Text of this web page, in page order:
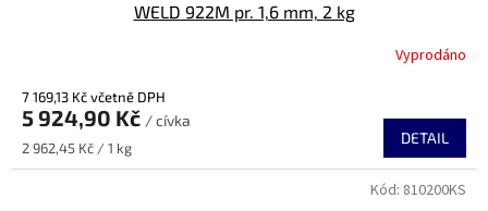
WELD 922M pr. 1,6 mm, 2 kg
Vyprodáno
7 169,13 Kč včetně DPH
5 924,90 Kč / cívka
Měrná
cena:
2 962,45 Kč / 1 kg
DETAIL
Kód: 810200KS